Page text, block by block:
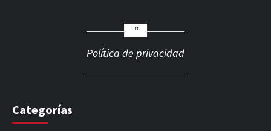
Política de privacidad
Categorías